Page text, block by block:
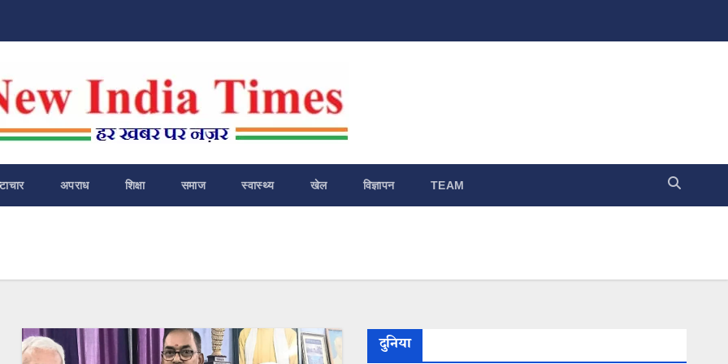
अपराध शिक्षा समाज स्वास्थ्य खेल विज्ञापन TEAM
दुनिया